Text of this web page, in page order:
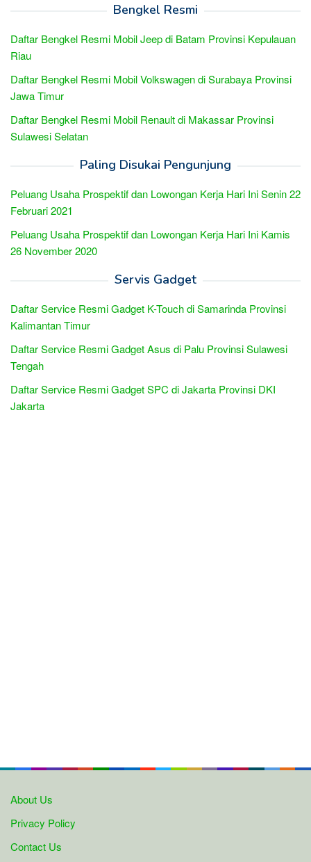
Bengkel Resmi
Daftar Bengkel Resmi Mobil Jeep di Batam Provinsi Kepulauan
Riau
Daftar Bengkel Resmi Mobil Volkswagen di Surabaya Provinsi
Jawa Timur
Daftar Bengkel Resmi Mobil Renault di Makassar Provinsi
Sulawesi Selatan
Paling Disukai Pengunjung
Peluang Usaha Prospektif dan Lowongan Kerja Hari Ini Senin 22
Februari 2021
Peluang Usaha Prospektif dan Lowongan Kerja Hari Ini Kamis
26 November 2020
Servis Gadget
Daftar Service Resmi Gadget K-Touch di Samarinda Provinsi
Kalimantan Timur
Daftar Service Resmi Gadget Asus di Palu Provinsi Sulawesi
Tengah
Daftar Service Resmi Gadget SPC di Jakarta Provinsi DKI
Jakarta
About Us
Privacy Policy
Contact Us